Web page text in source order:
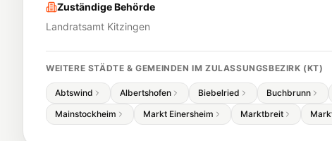
Zuständige Behörde
Landratsamt Kitzingen
WEITERE STÄDTE & GEMEINDEN IM ZULASSUNGSBEZIRK (KT)
Abtswind Albertshofen Biebelried Buchbrunn
Mainstockheim
Markt Einersheim Marktbreit